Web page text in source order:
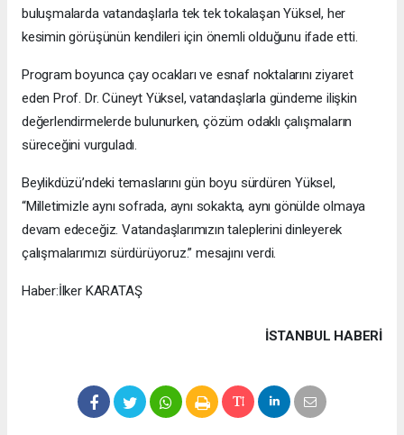
buluşmalarda vatandaşlarla tek tek tokalaşan Yüksel, her
kesimin görüşünün kendileri için önemli olduğunu ifade etti.
Program boyunca çay ocakları ve esnaf noktalarını ziyaret
eden Prof. Dr. Cüneyt Yüksel, vatandaşlarla gündeme ilişkin
değerlendirmelerde bulunurken, çözüm odaklı çalışmaların
süreceğini vurguladı.
Beylikdüzü’ndeki temaslarını gün boyu sürdüren Yüksel,
“Milletimizle aynı sofrada, aynı sokakta, aynı gönülde olmaya
devam edeceğiz. Vatandaşlarımızın taleplerini dinleyerek
çalışmalarımızı sürdürüyoruz.” mesajını verdi.
Haber:İlker KARATAŞ
İSTANBUL HABERİ